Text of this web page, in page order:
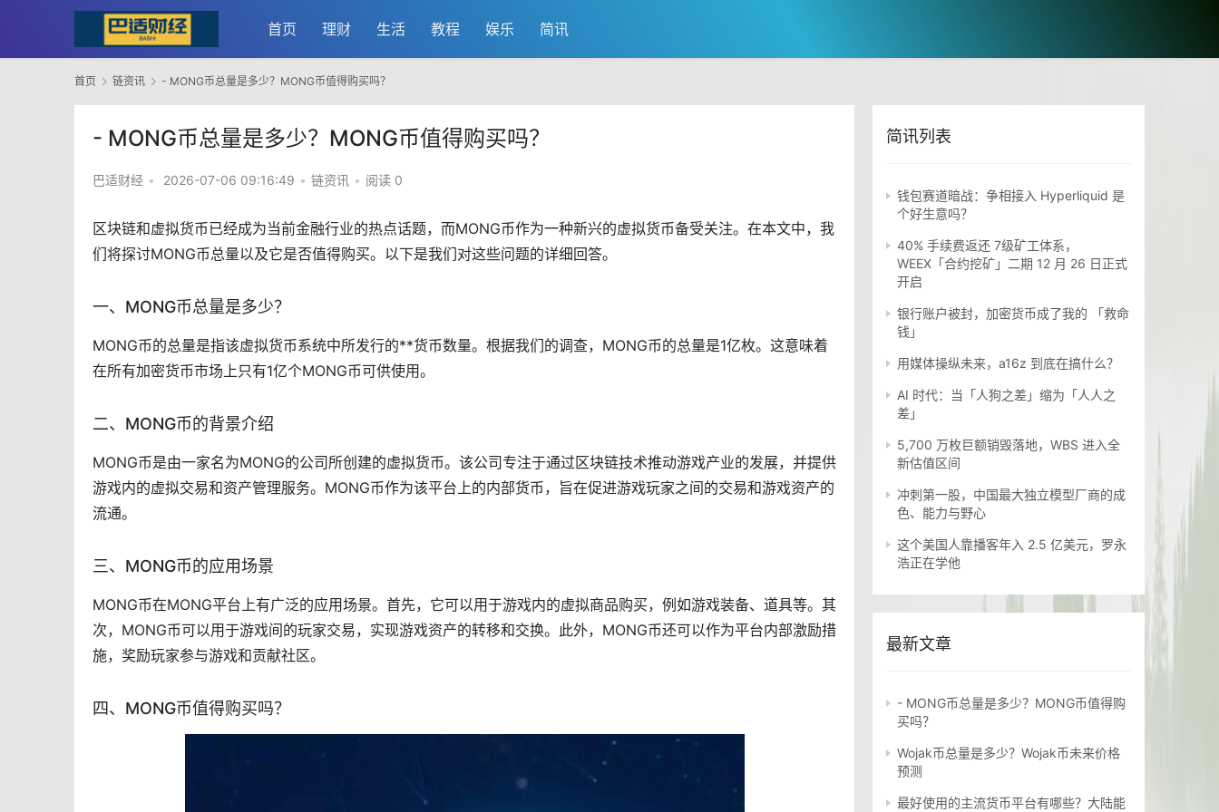
首页 理财 生活 教程 娱乐 简讯
首页 链资讯 - MONG币总量是多少？MONG币值得购买吗？
- MONG币总量是多少？MONG币值得购买吗？
巴适财经 • 2026-07-06 09:16:49 • 链资讯 • 阅读 0
区块链和虚拟货币已经成为当前金融行业的热点话题，而MONG币作为一种新兴的虚拟货币备受关注。在本文中，我
们将探讨MONG币总量以及它是否值得购买。以下是我们对这些问题的详细回答。
一、MONG币总量是多少？
MONG币的总量是指该虚拟货币系统中所发行的**货币数量。根据我们的调查，MONG币的总量是1亿枚。这意味着
在所有加密货币市场上只有1亿个MONG币可供使用。
二、MONG币的背景介绍
MONG币是由一家名为MONG的公司所创建的虚拟货币。该公司专注于通过区块链技术推动游戏产业的发展，并提供
游戏内的虚拟交易和资产管理服务。MONG币作为该平台上的内部货币，旨在促进游戏玩家之间的交易和游戏资产的
流通。
三、MONG币的应用场景
MONG币在MONG平台上有广泛的应用场景。首先，它可以用于游戏内的虚拟商品购买，例如游戏装备、道具等。其
次，MONG币可以用于游戏间的玩家交易，实现游戏资产的转移和交换。此外，MONG币还可以作为平台内部激励措
施，奖励玩家参与游戏和贡献社区。
四、MONG币值得购买吗？
简讯列表
钱包赛道暗战：争相接入 Hyperliquid 是
个好生意吗？
40% 手续费返还 7级矿工体系，
WEEX「合约挖矿」二期 12 月 26 日正式
开启
银行账户被封，加密货币成了我的 「救命
钱」
用媒体操纵未来，a16z 到底在搞什么？
AI 时代：当「人狗之差」缩为「人人之
差」
5,700 万枚巨额销毁落地，WBS 进入全
新估值区间
冲刺第一股，中国最大独立模型厂商的成
色、能力与野心
这个美国人靠播客年入 2.5 亿美元，罗永
浩正在学他
最新文章
- MONG币总量是多少？MONG币值得购
买吗？
Wojak币总量是多少？Wojak币未来价格
预测
最好使用的主流货币平台有哪些？大陆能